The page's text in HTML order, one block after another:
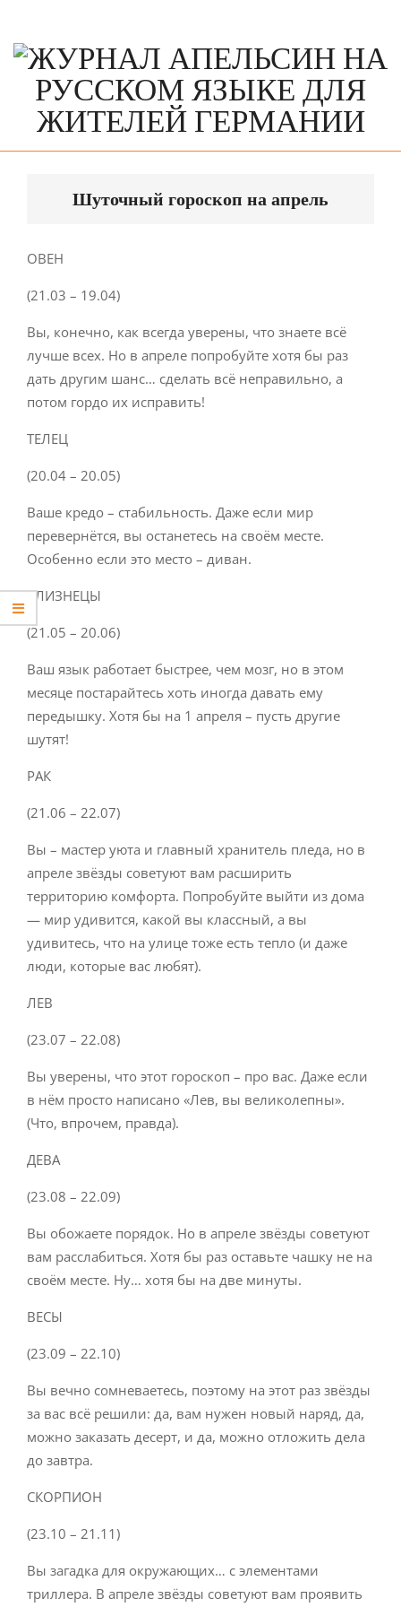
content
Шуточный гороскоп на апрель
ОВЕН
(21.03 – 19.04)
Вы, конечно, как всегда уверены, что знаете всё
лучше всех. Но в апреле попробуйте хотя бы раз
дать другим шанс… сделать всё неправильно, а
потом гордо их исправить!
ТЕЛЕЦ
(20.04 – 20.05)
Ваше кредо – стабильность. Даже если мир
перевернётся, вы останетесь на своём месте.
Особенно если это место – диван.
БЛИЗНЕЦЫ
(21.05 – 20.06)
Ваш язык работает быстрее, чем мозг, но в этом
месяце постарайтесь хоть иногда давать ему
передышку. Хотя бы на 1 апреля – пусть другие
шутят!
РАК
(21.06 – 22.07)
Вы – мастер уюта и главный хранитель пледа, но в
апреле звёзды советуют вам расширить
территорию комфорта. Попробуйте выйти из дома
— мир удивится, какой вы классный, а вы
удивитесь, что на улице тоже есть тепло (и даже
люди, которые вас любят).
ЛЕВ
(23.07 – 22.08)
Вы уверены, что этот гороскоп – про вас. Даже если
в нём просто написано «Лев, вы великолепны».
(Что, впрочем, правда).
ДЕВА
(23.08 – 22.09)
Вы обожаете порядок. Но в апреле звёзды советуют
вам расслабиться. Хотя бы раз оставьте чашку не на
своём месте. Ну… хотя бы на две минуты.
ВЕСЫ
(23.09 – 22.10)
Вы вечно сомневаетесь, поэтому на этот раз звёзды
за вас всё решили: да, вам нужен новый наряд, да,
можно заказать десерт, и да, можно отложить дела
до завтра.
СКОРПИОН
(23.10 – 21.11)
Вы загадка для окружающих… с элементами
триллера. В апреле звёзды советуют вам проявить